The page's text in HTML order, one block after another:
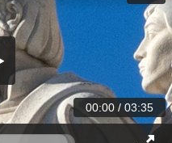
00:00 / 03:35